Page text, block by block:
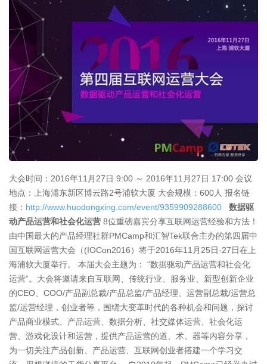
大会时间：2016年11月27日 9:00 ～ 2016年11月27日 17:00 会议
地点：上海浦东新区博云路2号浦软大厦 大会规模：600人 报名链
接： http://www.huodongxing.com/event/9359909288600
数据驱
动产品运营和社会化运营 8位重磅嘉宾分享互联网运营经验和方法！
由中国最大的产品经理社群PMCamp和汇智Tek联合主办的第四届中
国互联网运营大会（(IOCon2016）将于2016年11月25日-27日在上
海浦软大厦举行。 本届大会主题为： “数据驱动产品运营和社会化
运营”。大会将邀请来自互联网、传统行业、服务业、新型创新企业
的CEO、COO/产品副总裁/产品总监/产品经理、运营副总裁/运营总
监/运营经理，创业者等，围绕大变革时代的各种机会和问题，探讨
产品商业模式、产品运营、数据分析、社交媒体运营、社会化运
营、游戏化设计和运营，提供产品运营的道、术、器等内容分享，
为一切关注产品创新、产品运营、互联网创业者搭建一个学习交